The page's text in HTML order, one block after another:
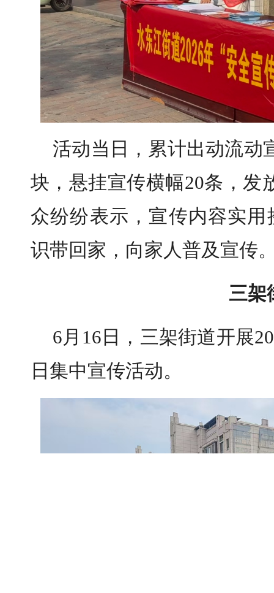
活动当日，累计出动流动
块，悬挂宣传横幅20条，发
众纷纷表示，宣传内容实
识带回家，向家人普及宣传
三架
6月16日，三架街道开展
日集中宣传活动。